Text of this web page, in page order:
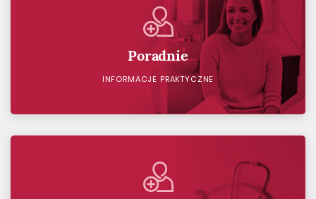
Poradnie
INFORMACJE PRAKTYCZNE